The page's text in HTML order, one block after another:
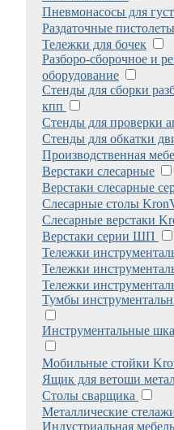
Пневмонасосы для
Раздаточные пистолеты
Тележки для бочек
Разборо-сборочное и
оборудование
Стенды для сборки
кпп
Стенды для проверки
Стенды для обкатки
Производственная
Верстаки слесарные
Верстаки слесарные
Слесарные столы
Слесарные верстаки
Верстаки серии ШП
Тележки
Тележки
Тележки
Тумбы
Инструментальные
Мобильные стойки
Ящик для ветоши
Столы сварщика
Металлические
Индустриальная